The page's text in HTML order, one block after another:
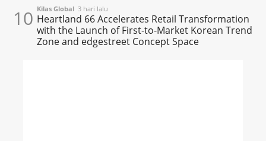
10 Kilas Global 3 hari lalu
Heartland 66 Accelerates Retail Transformation
with the Launch of First-to-Market Korean Trend
Zone and edgestreet Concept Space